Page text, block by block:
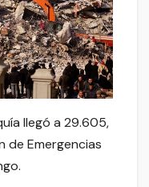
llegó a 29.605,
de Emergencias